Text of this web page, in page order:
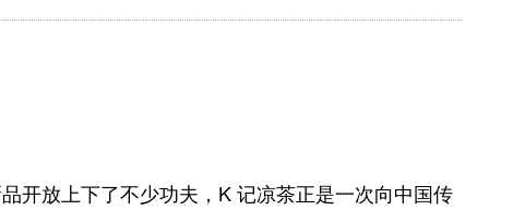
开放上下了不少功夫，K 记凉茶正是一次向中国传